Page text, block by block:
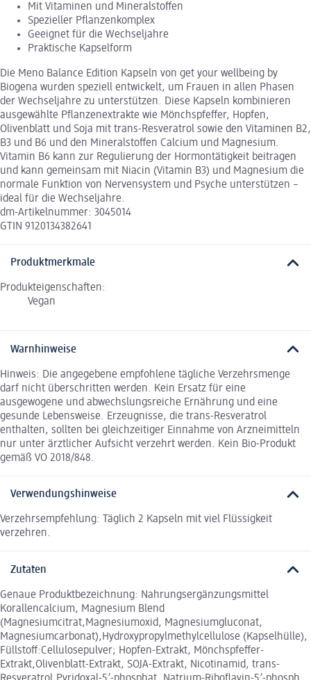
Mit Vitaminen und Mineralstoffen
Spezieller Pflanzenkomplex
Geeignet für die Wechseljahre
Praktische Kapselform
Die Meno Balance Edition Kapseln von get your wellbeing by
Biogena wurden speziell entwickelt, um Frauen in allen Phasen
der Wechseljahre zu unterstützen. Diese Kapseln kombinieren
ausgewählte Pflanzenextrakte wie Mönchspfeffer, Hopfen,
Olivenblatt und Soja mit trans-Resveratrol sowie den Vitaminen B2,
B3 und B6 und den Mineralstoffen Calcium und Magnesium.
Vitamin B6 kann zur Regulierung der Hormontätigkeit beitragen
und kann gemeinsam mit Niacin (Vitamin B3) und Magnesium die
normale Funktion von Nervensystem und Psyche unterstützen –
ideal für die Wechseljahre.
dm-Artikelnummer: 3045014
GTIN 9120134382641
Produktmerkmale
Produkteigenschaften:
Vegan
Warnhinweise
Hinweis: Die angegebene empfohlene tägliche Verzehrsmenge
darf nicht überschritten werden. Kein Ersatz für eine
ausgewogene und abwechslungsreiche Ernährung und eine
gesunde Lebensweise. Erzeugnisse, die trans-Resveratrol
enthalten, sollten bei gleichzeitiger Einnahme von Arzneimitteln
nur unter ärztlicher Aufsicht verzehrt werden. Kein Bio-Produkt
gemäß VO 2018/848.
Verwendungshinweise
Verzehrsempfehlung: Täglich 2 Kapseln mit viel Flüssigkeit
verzehren.
Zutaten
Genaue Produktbezeichnung: Nahrungsergänzungsmittel
Korallencalcium, Magnesium Blend
(Magnesiumcitrat,Magnesiumoxid, Magnesiumgluconat,
Magnesiumcarbonat),Hydroxypropylmethylcellulose (Kapselhülle),
Füllstoff:Cellulosepulver; Hopfen-Extrakt, Mönchspfeffer-
Extrakt,Olivenblatt-Extrakt, SOJA-Extrakt, Nicotinamid, trans-